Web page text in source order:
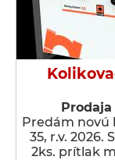
Predám novú
35, r.v. 2026.
2ks. prítlak